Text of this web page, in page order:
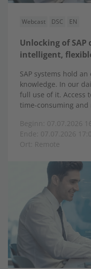
Webcast DSC EN
Unlocking of
intelligent,
SAP systems hold
knowledge. In our
full use of it. Access
time-consuming
Beginn: 07.07.2026
Ende: 07.07.2026
Ort: Remote